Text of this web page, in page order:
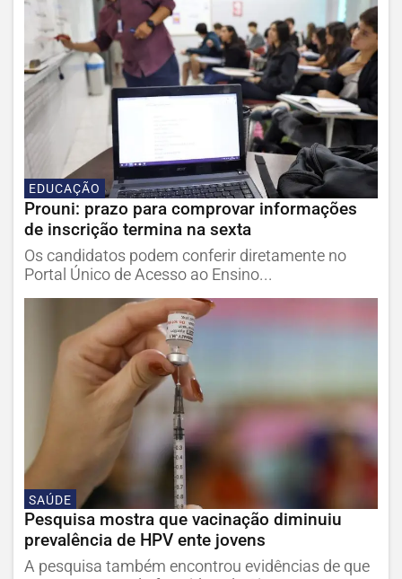
EDUCAÇÃO
Prouni: prazo para comprovar informações
de inscrição termina na sexta
Os candidatos podem conferir diretamente no
Portal Único de Acesso ao Ensino...
SAÚDE
Pesquisa mostra que vacinação diminuiu
prevalência de HPV ente jovens
A pesquisa também encontrou evidências de que